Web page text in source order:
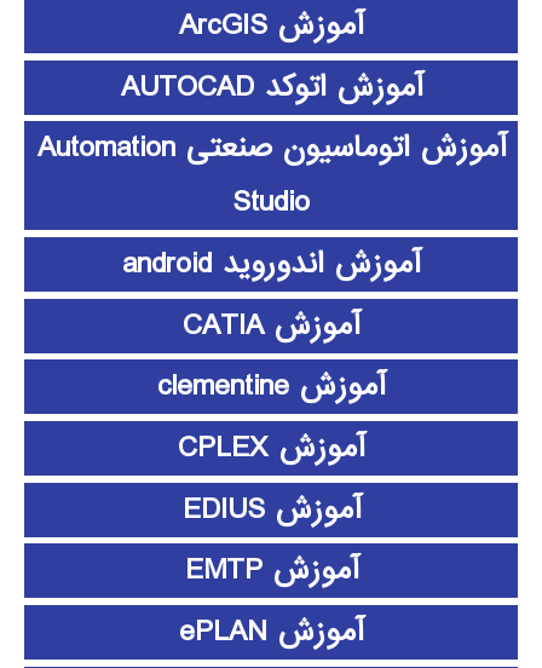
آموزش ArcGIS
آموزش اتوکد AUTOCAD
آموزش اتوماسیون صنعتی Automation
Studio
آموزش اندوروید android
آموزش CATIA
آموزش clementine
آموزش CPLEX
آموزش EDIUS
آموزش EMTP
آموزش ePLAN